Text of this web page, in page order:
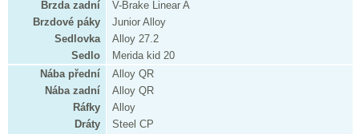
Brzda zadní
V-Brake Linear A
Brzdové páky
Junior Alloy
Sedlovka
Alloy 27.2
Sedlo
Merida kid 20
Nába přední
Alloy QR
Nába zadní
Alloy QR
Ráfky
Alloy
Dráty
Steel CP